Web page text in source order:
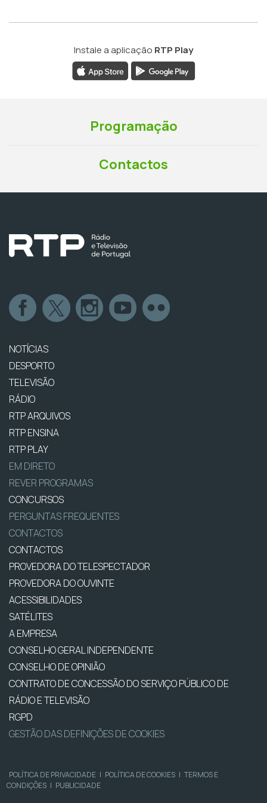
Instale a aplicação RTP Play
Programação
Contactos
NOTÍCIAS
DESPORTO
TELEVISÃO
RÁDIO
RTP ARQUIVOS
RTP ENSINA
RTP PLAY
EM DIRETO
REVER PROGRAMAS
CONCURSOS
PERGUNTAS FREQUENTES
CONTACTOS
CONTACTOS
PROVEDORA DO TELESPECTADOR
PROVEDORA DO OUVINTE
ACESSIBILIDADES
SATÉLITES
A EMPRESA
CONSELHO GERAL INDEPENDENTE
CONSELHO DE OPINIÃO
CONTRATO DE CONCESSÃO DO SERVIÇO PÚBLICO DE
RÁDIO E TELEVISÃO
RGPD
GESTÃO DAS DEFINIÇÕES DE COOKIES
POLÍTICA DE PRIVACIDADE | POLÍTICA DE COOKIES | TERMOS E
CONDIÇÕES | PUBLICIDADE